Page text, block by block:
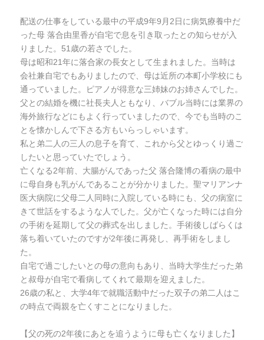
配送の仕事をしている最中の平成9年9月2日に病気療養中だ
った母 落合由里香が自宅で息を引き取ったとの知らせが入
りました。51歳の若さでした。
母は昭和21年に落合家の長女として生まれました。当時は
会社兼自宅でもありましたので、母は近所の本町小学校にも
通っていました。ピアノが得意な三姉妹のお姉さんでした。
父との結婚を機に社長夫人ともなり、バブル当時には業界の
海外旅行などにもよく行っていましたので、今でも当時のこ
とを懐かしんで下さる方もいらっしゃいます。
私と弟二人の三人の息子を育て、これから父とゆっくり過ご
したいと思っていたでしょう。
亡くなる2年前、大腸がんであった父 落合隆博の看病の最中
に母自身も乳がんであることが分かりました。聖マリアンナ
医大病院に父母二人同時に入院している時にも、父の病室に
きて世話をするような人でした。父が亡くなった時には自分
の手術を延期して父の葬式を出しました。手術後しばらくは
落ち着いていたのですが2年後に再発し、再手術をしまし
た。
自宅で過ごしたいとの母の意向もあり、当時大学生だった弟
と叔母が自宅で看病してくれて最期を迎えました。
26歳の私と、大学4年で就職活動中だった双子の弟二人はこ
の時点で両親を亡くすことになりました。
【父の死の2年後にあとを追うように母も亡くなりました】